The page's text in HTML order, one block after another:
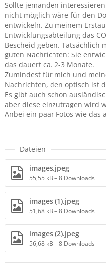
Sollte jemanden
nicht möglich wäre für den
entwickeln. Zu meinem
Entwicklungsabteilung das
Bescheid geben. Tatsächlich
guten Nachrichten: Sie
das dauert ca. 2-3 Monate.
Zumindest für mich und
Nachrichten, den optisch ist
Es gibt auch schon
aber diese einzutragen wird
Anbei ein paar Fotos wie das
Dateien
images.jpeg
55,55 kB – 8 Downloads
images (1).jpeg
51,68 kB – 8 Downloads
images (2).jpeg
56,68 kB – 8 Downloads